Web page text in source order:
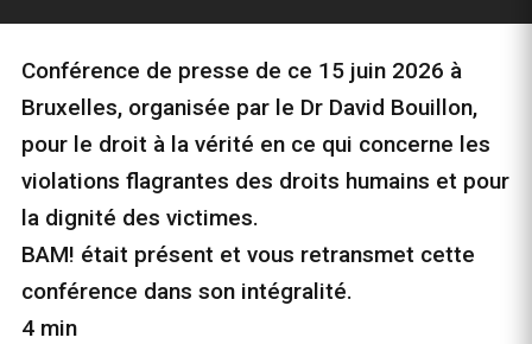
Conférence de presse de ce 15 juin 2026 à
Bruxelles, organisée par le Dr David Bouillon,
pour le droit à la vérité en ce qui concerne les
violations flagrantes des droits humains et pour
la dignité des victimes.
BAM! était présent et vous retransmet cette
conférence dans son intégralité.
4 min